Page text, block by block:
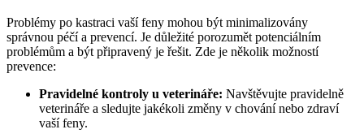
Problémy po kastraci vaší feny mohou být minimalizovány
správnou péčí a prevencí. Je důležité porozumět potenciálním
problémům a být připravený je řešit. Zde je několik možností
prevence:
Pravidelné kontroly u veterináře: Navštěvujte pravidelně
veterináře a sledujte jakékoli změny v chování nebo zdraví
vaší feny.